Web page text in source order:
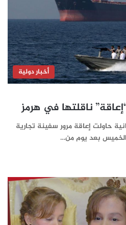
أخبار دولية
ناقلتها في هرمز
حاولت إعاقة مرور سفينة تجارية
بعد يوم من…